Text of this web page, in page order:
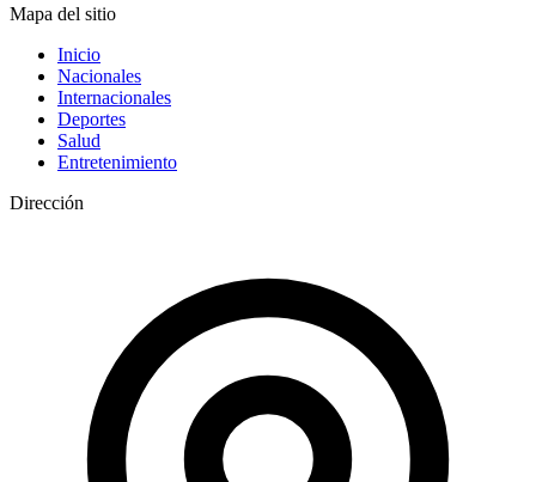
Mapa del sitio
Inicio
Nacionales
Internacionales
Deportes
Salud
Entretenimiento
Dirección